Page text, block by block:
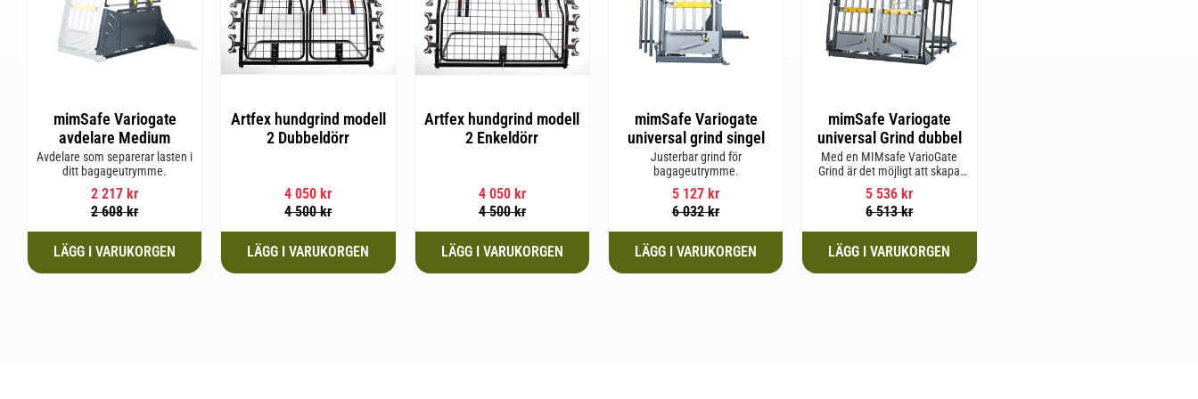
mimSafe Variogate
avdelare Medium
Avdelare som separerar lasten i
ditt bagageutrymme.
2 217 kr
2 608kr
Artfex hundgrind modell
2 Dubbeldörr
4 050 kr
4 500kr
Artfex hundgrind modell
2 Enkeldörr
4 050kr
4 500kr
mimSafe Variogate
universal grind singel
Justerbar grind för
bagageutrymme.
5 127 kr
6 032kr
mimSafe Variogate
universal Grind dubbel
Med en MIMsafe VarioGate
Grind är det möjligt att skapa
ett inhägnat område i hela
bagageutrymmet som kan
användas för transport av
5 536 kr
6 513kr